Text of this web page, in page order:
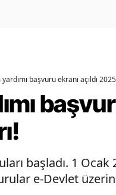
başvuru ekranı açıldı
başladı. 1
e-Devlet